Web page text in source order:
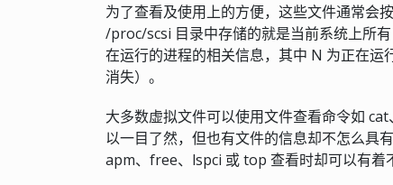
为了查看及使用上的方便，这些文件通常会
/proc/scsi 目录中存储的就是当前系统上所
在运行的进程的相关信息，其中 N 为正在
消失）。
大多数虚拟文件可以使用文件查看命令如
以一目了然，但也有文件的信息却不怎么具
apm、free、lspci 或 top 查看时却可以有着